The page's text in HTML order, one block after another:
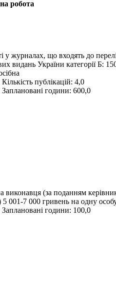
робота
у журналах, що входять до
видань України категорії Б:
Кількість публікацій: 4,0
Заплановані години: 600,0
виконавця (за поданням
5 001-7 000 гривень на одну
Заплановані години: 100,0